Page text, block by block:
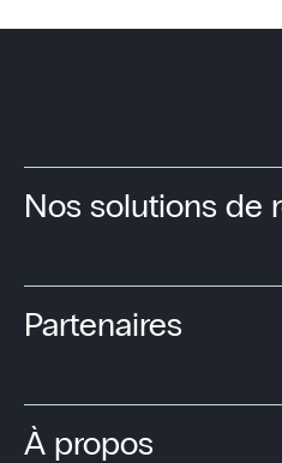
Nos solutions de
Partenaires
À propos